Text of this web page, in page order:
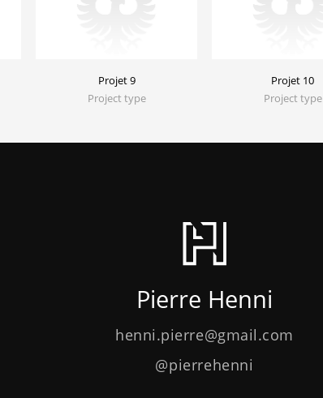
Projet 9
Project type
Projet 10
Project type
Pierre Henni
henni.pierre@gmail.com
@pierrehenni